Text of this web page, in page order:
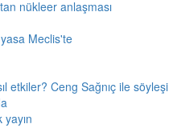
nükleer anlaşması
Meclis'te
etkiler? Ceng Sağnıç ile söyleşi